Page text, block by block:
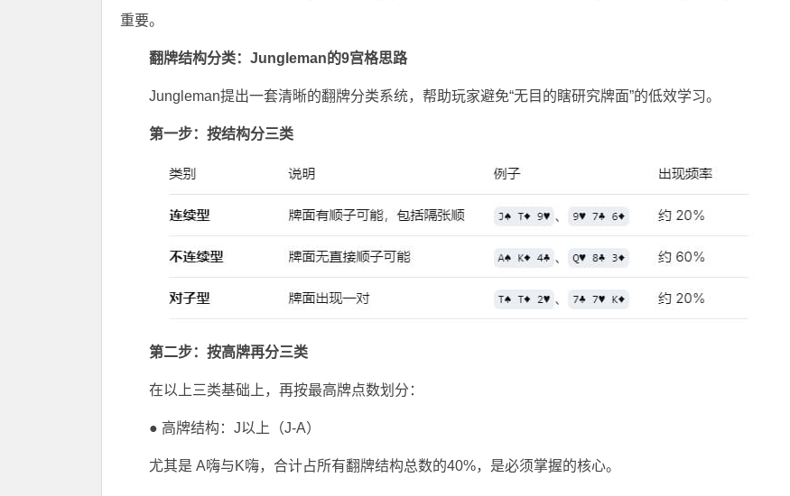
重要。
翻牌结构分类：Jungleman的9宫格思路
Jungleman提出一套清晰的翻牌分类系统，帮助玩家避免“无目的瞎研究牌面”的低效学习。
第一步：按结构分三类
第二步：按高牌再分三类
在以上三类基础上，再按最高牌点数划分：
● 高牌结构：J以上（J-A）
尤其是 A嗨与K嗨，合计占所有翻牌结构总数的40%，是必须掌握的核心。